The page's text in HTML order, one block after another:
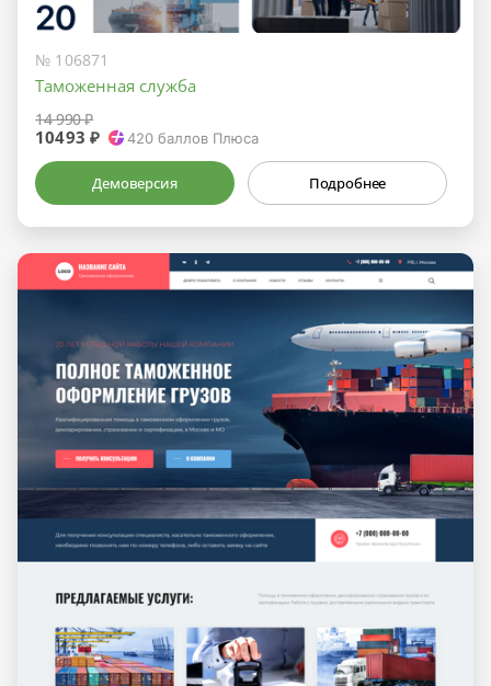
№ 106871
Таможенная служба
14 990 ₽
10493 ₽ 420 баллов Плюса
Демоверсия Подробнее